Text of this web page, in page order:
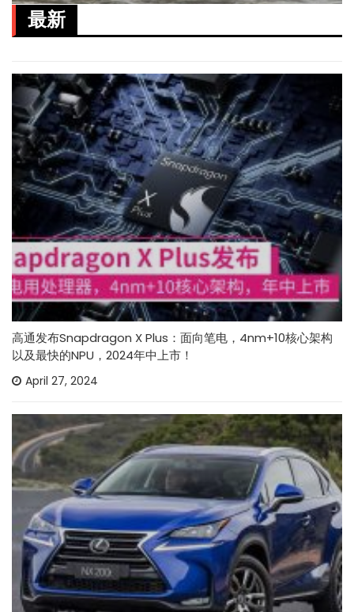
最新
高通发布Snapdragon X Plus：面向笔电，4nm+10核心架构
以及最快的NPU，2024年中上市！
April 27, 2024